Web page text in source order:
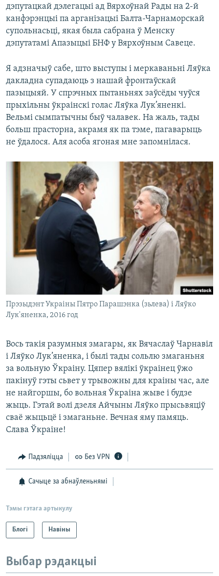
дэпутацкай дэлегацыі ад Вярхоўнай Рады на 2-й
канфэрэнцыі па арганізацыі Балта-Чарнаморскай
супольнасьці, якая была сабрана ў Менску
дэпутатамі Апазыцыі БНФ у Вярхоўным Савеце.
Я адзначыў сабе, што выступы і меркаваньні Ляўка
дакладна супадаюць з нашай фронтаўскай
пазыцыяй. У спрэчных пытаньнях заўсёды чуўся
прыхільны ўкраінскі голас Ляўка Лук’яненкі.
Вельмі сымпатычны быў чалавек. На жаль, тады
больш прасторна, акрамя як па тэме, пагаварыць
не ўдалося. Аля асоба ягоная мне запомнілася.
Прэзыдэнт Украіны Пятро Парашэнка (зьлева) і Ляўко
Лук'яненка, 2016 год
Вось такія разумныя змагары, як Вячаслаў Чарнавіл
і Ляўко Лук’яненка, і былі тады сольлю змаганьня
за вольную Ўкраіну. Цяпер вялікі ўкраінец ўжо
пакінуў гэты сьвет у трывожны для краіны час, але
не найгоршы, бо вольная Ўкраіна жыве і будзе
жыць. Гэтай волі дзеля Айчыны Ляўко прысьвяціў
сваё жыцьцё і змаганьне. Вечная яму памяць.
Слава Ўкраіне!
Падзяліцца Без VPN
Сачыце за абнаўленьнямі
Тэмы гэтага артыкулу
Блогі Навіны
Выбар рэдакцыі